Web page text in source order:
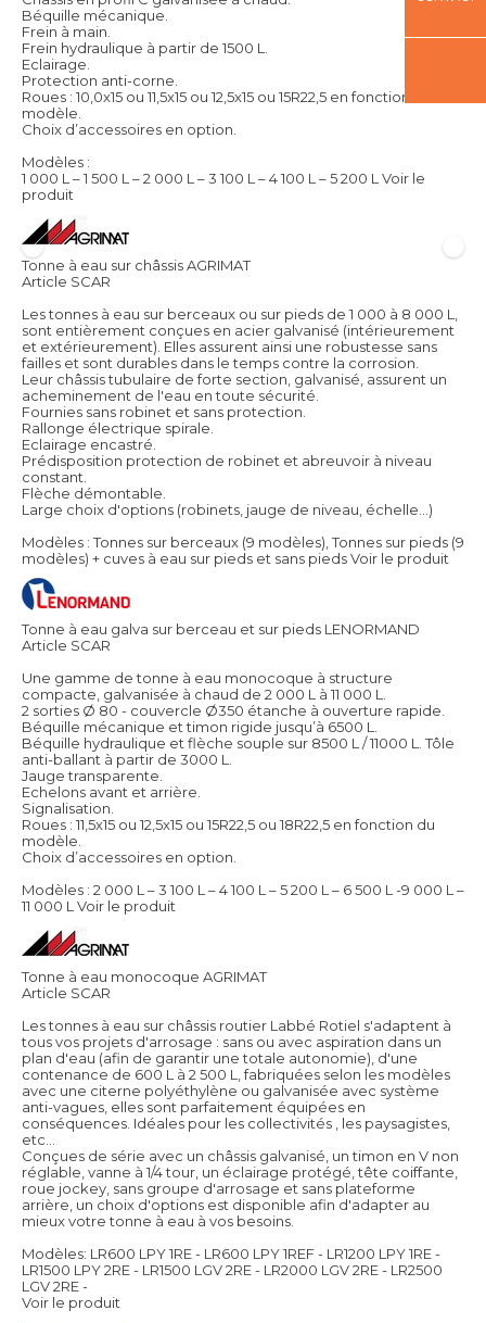
Béquille mécanique.
Frein à main.
Frein hydraulique à partir de 1500 L.
Eclairage.
Protection anti-corne.
Roues : 10,0x15 ou 11,5x15 ou 12,5x15 ou 15R22,5 en fonction du
modèle.
Choix d’accessoires en option.
Modèles :
1 000 L – 1 500 L – 2 000 L – 3 100 L – 4 100 L – 5 200 L Voir le
produit
Tonne à eau sur châssis AGRIMAT
Article SCAR
Les tonnes à eau sur berceaux ou sur pieds de 1 000 à 8 000 L,
sont entièrement conçues en acier galvanisé (intérieurement
et extérieurement). Elles assurent ainsi une robustesse sans
failles et sont durables dans le temps contre la corrosion.
Leur châssis tubulaire de forte section, galvanisé, assurent un
acheminement de l'eau en toute sécurité.
Fournies sans robinet et sans protection.
Rallonge électrique spirale.
Eclairage encastré.
Prédisposition protection de robinet et abreuvoir à niveau
constant.
Flèche démontable.
Large choix d'options (robinets, jauge de niveau, échelle...)
Modèles : Tonnes sur berceaux (9 modèles), Tonnes sur pieds (9
modèles) + cuves à eau sur pieds et sans piedsVoir le produit
Tonne à eau galva sur berceau et sur pieds LENORMAND
Article SCAR
Une gamme de tonne à eau monocoque à structure
compacte, galvanisée à chaud de 2 000 L à 11 000 L.
2 sorties Ø 80 - couvercle Ø350 étanche à ouverture rapide.
Béquille mécanique et timon rigide jusqu’à 6500 L.
Béquille hydraulique et flèche souple sur 8500 L / 11000 L. Tôle
anti-ballant à partir de 3000 L.
Jauge transparente.
Echelons avant et arrière.
Signalisation.
Roues : 11,5x15 ou 12,5x15 ou 15R22,5 ou 18R22,5 en fonction du
modèle.
Choix d’accessoires en option.
Modèles : 2 000 L – 3 100 L – 4 100 L – 5 200 L – 6 500 L -9 000 L –
11 000 L Voir le produit
Tonne à eau monocoque AGRIMAT
Article SCAR
Les tonnes à eau sur châssis routier Labbé Rotiel s'adaptent à
tous vos projets d'arrosage : sans ou avec aspiration dans un
plan d'eau (afin de garantir une totale autonomie), d'une
contenance de 600 L à 2 500 L, fabriquées selon les modèles
avec une citerne polyéthylène ou galvanisée avec système
anti-vagues, elles sont parfaitement équipées en
conséquences. Idéales pour les collectivités , les paysagistes,
etc...
Conçues de série avec un châssis galvanisé, un timon en V non
réglable, vanne à 1/4 tour, un éclairage protégé, tête coiffante,
roue jockey, sans groupe d'arrosage et sans plateforme
arrière, un choix d'options est disponible afin d'adapter au
mieux votre tonne à eau à vos besoins.
Modèles: LR600 LPY 1RE - LR600 LPY 1REF - LR1200 LPY 1RE -
LR1500 LPY 2RE - LR1500 LGV 2RE - LR2000 LGV 2RE - LR2500
LGV 2RE -
Voir le produit